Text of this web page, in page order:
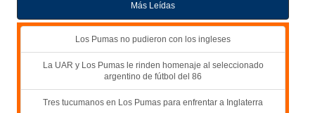
Más Leídas
Los Pumas no pudieron con los ingleses
La UAR y Los Pumas le rinden homenaje al seleccionado
argentino de fútbol del 86
Tres tucumanos en Los Pumas para enfrentar a Inglaterra